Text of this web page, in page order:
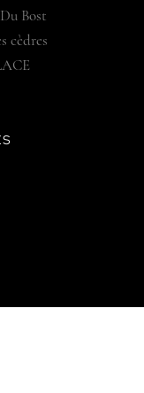
Bost
cèdres